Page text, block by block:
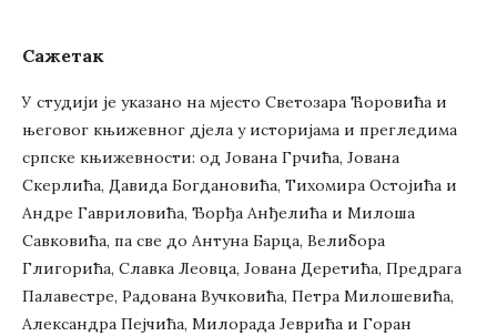
Сажетак
У студији је указано на мјесто Светозара Ћоровића и
његовог књижевног дјела у историјама и прегледима
српске књижевности: од Јована Грчића, Јована
Скерлића, Давида Богдановића, Тихомира Остојића и
Андре Гавриловића, Ђорђа Анђелића и Милоша
Савковића, па све до Антуна Барца, Велибора
Глигорића, Славка Леовца, Јована Деретића, Предрага
Палавестре, Радована Вучковића, Петра Милошевића,
Александра Пејчића, Милорада Јеврића и Горан